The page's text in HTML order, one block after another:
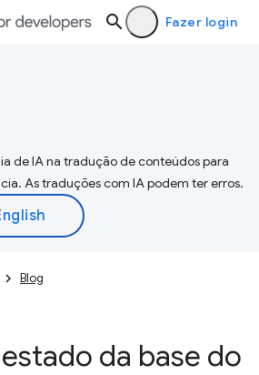
Fazer login
de IA na tradução de conteúdos para
As traduções com IA podem ter erros.
Blog
da base do